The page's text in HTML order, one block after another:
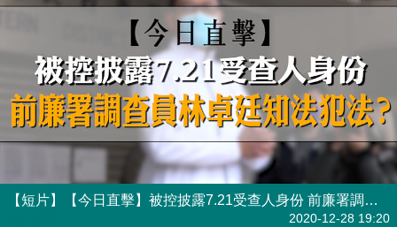
【短片】【今日直擊】被控披露7.21受查人身份 前廉署調查員林卓廷知法犯法？
2020-12-28 19:20